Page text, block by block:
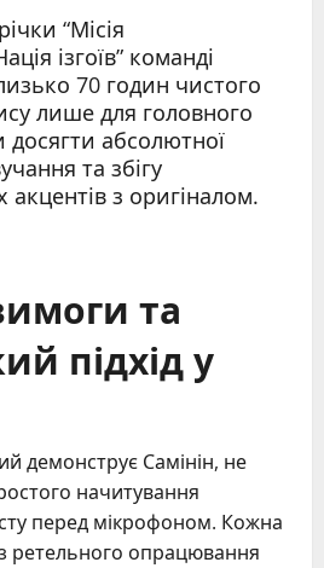
“Місія
ізгоїв” команді
70 годин чистого
лише для головного
абсолютної
та збігу
акцентів з оригіналом.
та
підхід у
демонструє Самінін, не
начитування
перед мікрофоном. Кожна
ретельного опрацювання